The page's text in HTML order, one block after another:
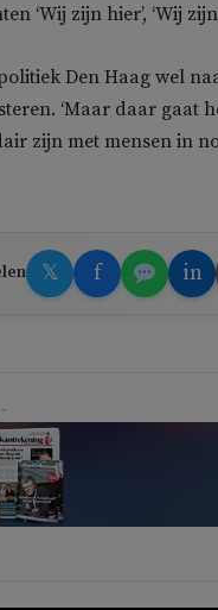
‘Wij zijn hier’, ‘Wij zijn
Den Haag wel
‘Maar daar gaat
zijn met mensen in
𝕏 f in